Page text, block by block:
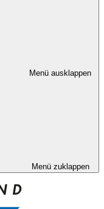
Menü ausklappen
Menü zuklappen